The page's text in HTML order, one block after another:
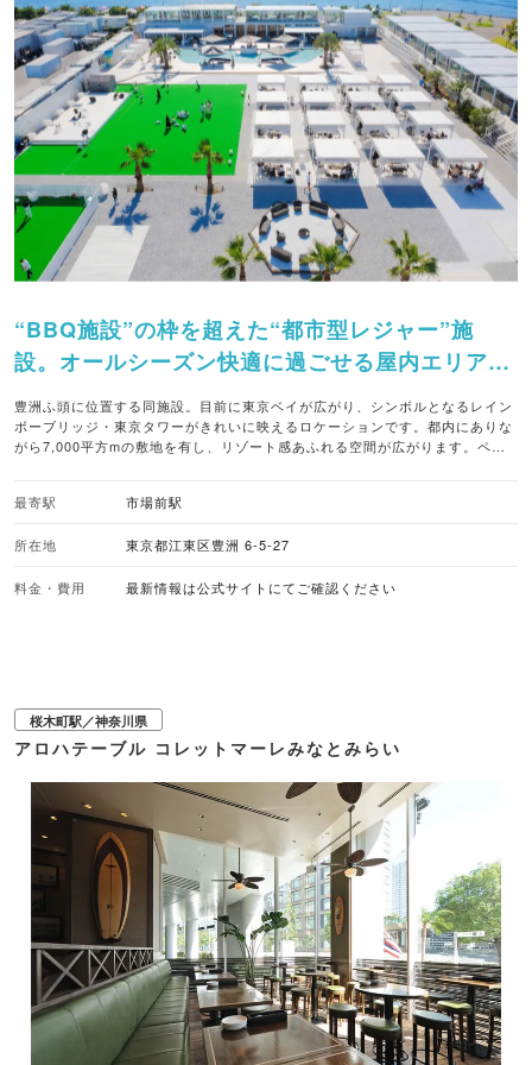
“BBQ施設”の枠を超えた“都市型レジャー”施
設。オールシーズン快適に過ごせる屋内エリア
と、開放的な屋外エリア、リゾート感あふれるプ
ールエリアを備えています。
豊洲ふ頭に位置する同施設。目前に東京ベイが広がり、シンボルとなるレイン
ボーブリッジ・東京タワーがきれいに映えるロケーションです。都内にありな
がら7,000平方mの敷地を有し、リゾート感あふれる空間が広がります。ペッ
はオールシーズン快適に過ごすことができます。 都会の喧騒を忘れさせる非日
か。 ■暑さ対策 冷暖房設備（屋内エリア） ■バーベキューのスタイル 手ぶら
（要電話予約） ■座席数 BBQ施設700席 レストラン100席 ■雨天対応 荒天に
最寄駅 市場前駅
所在地 東京都江東区豊洲 6-5-27
料金・費用 最新情報は公式サイトにてご確認ください
桜木町駅／神奈川県
アロハテーブル コレットマーレみなとみらい